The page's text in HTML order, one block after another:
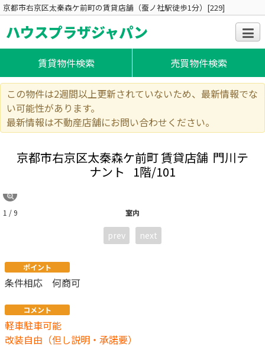
京都市右京区太秦森ケ前町の賃貸店舗（蚕ノ社駅徒歩1分）[229]
ハウスプラザジャパン
賃貸物件検索 売買物件検索
この物件は2週間以上更新されていないため、最新情報でな
い可能性があります。
最新情報は不動産店舗にお問い合わせください。
京都市右京区太秦森ケ前町 賃貸店舗 門川テ
ナント
1階/101
室内
1 / 9
prev next
ポイント
条件相応 何商可
コメント
軽車駐車可能
改装自由（但し説明・承諾要）